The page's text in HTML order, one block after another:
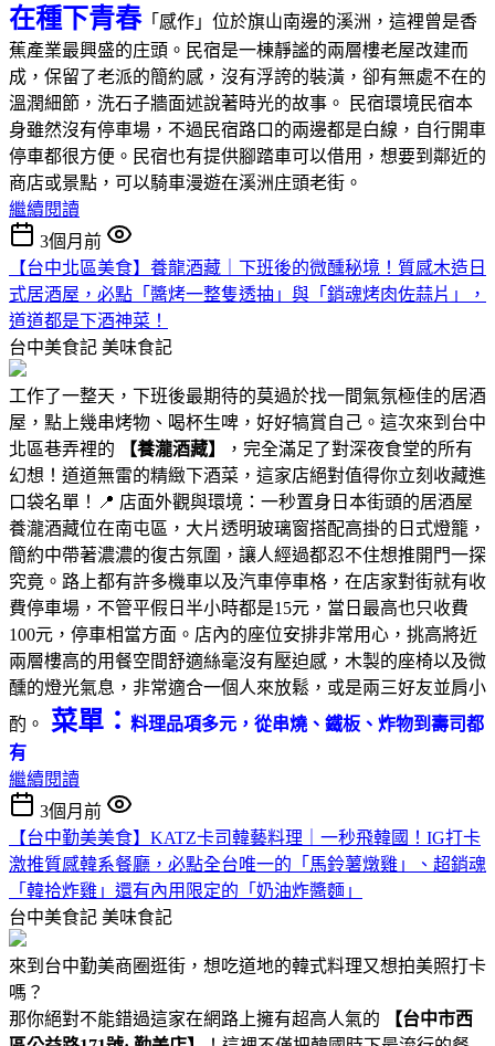
在種下青春「感作」位於旗山南邊的溪洲，這裡曾是香
蕉產業最興盛的庄頭。民宿是一棟靜謐的兩層樓老屋改建而
成，保留了老派的簡約感，沒有浮誇的裝潢，卻有無處不在的
溫潤細節，洗石子牆面述說著時光的故事。 民宿環境民宿本
身雖然沒有停車場，不過民宿路口的兩邊都是白線，自行開車
停車都很方便。民宿也有提供腳踏車可以借用，想要到鄰近的
商店或景點，可以騎車漫遊在溪洲庄頭老街。
繼續閱讀
3個月前
【台中北區美食】養龍酒藏｜下班後的微醺秘境！質感木造日
式居酒屋，必點「醬烤一整隻透抽」與「銷魂烤肉佐蒜片」，
道道都是下酒神菜！
台中美食記 美味食記
工作了一整天，下班後最期待的莫過於找一間氣氛極佳的居酒
屋，點上幾串烤物、喝杯生啤，好好犒賞自己。這次來到台中
北區巷弄裡的
【養瀧酒藏】
，完全滿足了對深夜食堂的所有
幻想！道道無雷的精緻下酒菜，這家店絕對值得你立刻收藏進
口袋名單！📍 店面外觀與環境：一秒置身日本街頭的居酒屋
養瀧酒藏位在南屯區，大片透明玻璃窗搭配高掛的日式燈籠，
簡約中帶著濃濃的復古氛圍，讓人經過都忍不住想推開門一探
究竟。路上都有許多機車以及汽車停車格，在店家對街就有收
費停車場，不管平假日半小時都是15元，當日最高也只收費
100元，停車相當方面。店內的座位安排非常用心，挑高將近
兩層樓高的用餐空間舒適絲毫沒有壓迫感，木製的座椅以及微
醺的燈光氣息，非常適合一個人來放鬆，或是兩三好友並肩小
酌。
菜單： 料理品項多元，從串燒、鐵板、炸物到壽司都
有
繼續閱讀
3個月前
【台中勤美美食】KATZ卡司韓藝料理｜一秒飛韓國！IG打卡
激推質感韓系餐廳，必點全台唯一的「馬鈴薯燉雞」、超銷魂
「韓拾炸雞」還有內用限定的「奶油炸醬麵」
台中美食記 美味食記
來到台中勤美商圈逛街，想吃道地的韓式料理又想拍美照打卡
嗎？
那你絕對不能錯過這家在網路上擁有超高人氣的
【台中市西